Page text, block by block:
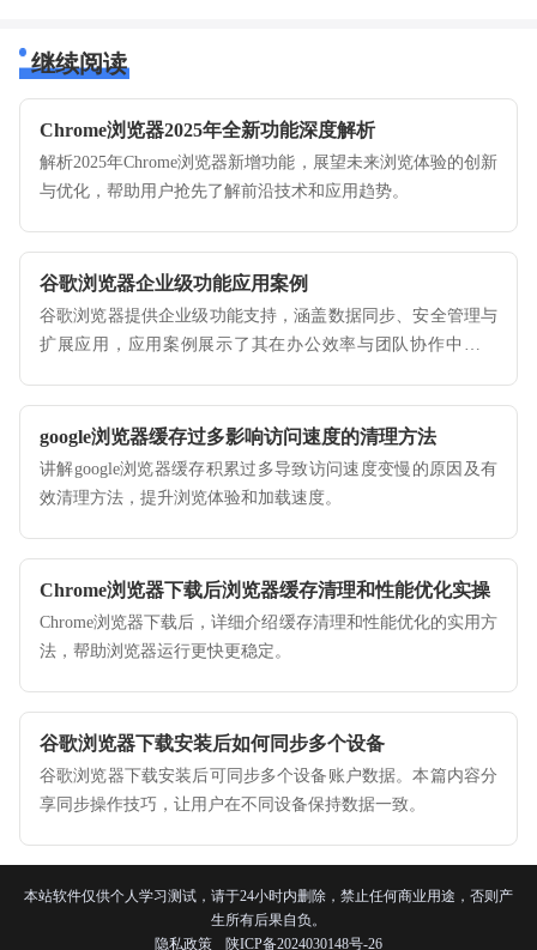
继续阅读
Chrome浏览器2025年全新功能深度解析
解析2025年Chrome浏览器新增功能，展望未来浏览体验的创新
与优化，帮助用户抢先了解前沿技术和应用趋势。
谷歌浏览器企业级功能应用案例
谷歌浏览器提供企业级功能支持，涵盖数据同步、安全管理与
扩展应用，应用案例展示了其在办公效率与团队协作中的价
google浏览器缓存过多影响访问速度的清理方法
讲解google浏览器缓存积累过多导致访问速度变慢的原因及有
效清理方法，提升浏览体验和加载速度。
Chrome浏览器下载后浏览器缓存清理和性能优化实操
Chrome浏览器下载后，详细介绍缓存清理和性能优化的实用方
法，帮助浏览器运行更快更稳定。
谷歌浏览器下载安装后如何同步多个设备
谷歌浏览器下载安装后可同步多个设备账户数据。本篇内容分
享同步操作技巧，让用户在不同设备保持数据一致。
本站软件仅供个人学习测试，请于24小时内删除，禁止任何商业用途，否则产
生所有后果自负。
隐私政策
陕ICP备2024030148号-26